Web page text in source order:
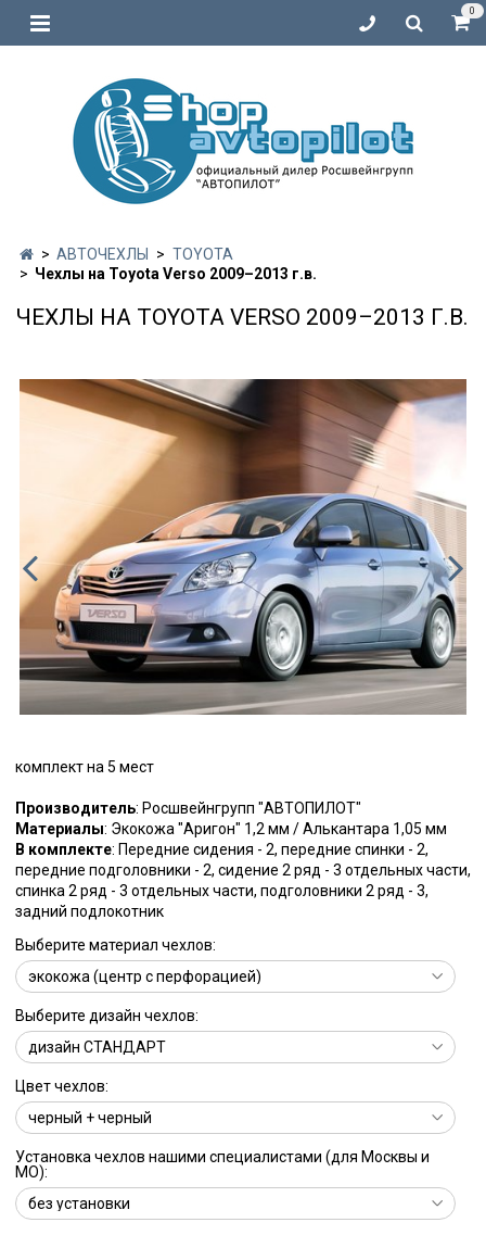
0
АВТОЧЕХЛЫ
TOYOTA
Чехлы на Toyota Verso 2009–2013 г.в.
ЧЕХЛЫ НА TOYOTA VERSO 2009–2013 Г.В.
комплект на 5 мест
Производитель: Росшвейнгрупп "АВТОПИЛОТ"
Материалы: Экокожа "Аригон" 1,2 мм / Алькантара 1,05 мм
В комплекте: Передние сидения - 2, передние спинки - 2,
передние подголовники - 2, сидение 2 ряд - 3 отдельных части,
спинка 2 ряд - 3 отдельных части, подголовники 2 ряд - 3,
задний подлокотник
Выберите материал чехлов:
Выберите дизайн чехлов:
Цвет чехлов:
Установка чехлов нашими специалистами (для Москвы и
МО):